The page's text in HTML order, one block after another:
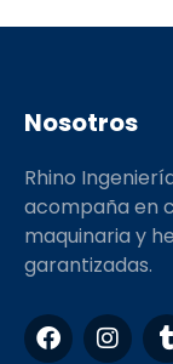
Nosotros
Rhino
acompaña en
maquinaria y
garantizadas.
F
a
I
n u